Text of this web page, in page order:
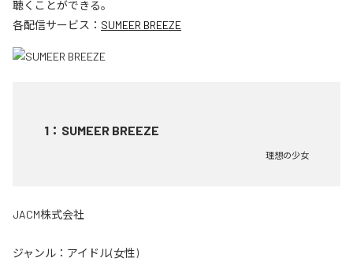
聴くことができる。
各配信サービス： SUMEER BREEZE
1 ： SUMEER BREEZE
理想の少女
JACM株式会社
ジャンル： アイドル(女性)